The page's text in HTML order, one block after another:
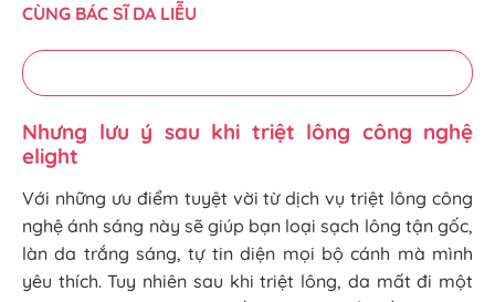
CÙNG BÁC SĨ DA LIỄU
Nhưng lưu ý sau khi triệt lông công nghệ
elight
Với những ưu điểm tuyệt vời từ dịch vụ triệt lông công
nghệ ánh sáng này sẽ giúp bạn loại sạch lông tận gốc,
làn da trắng sáng, tự tin diện mọi bộ cánh mà mình
yêu thích. Tuy nhiên sau khi triệt lông, da mất đi một